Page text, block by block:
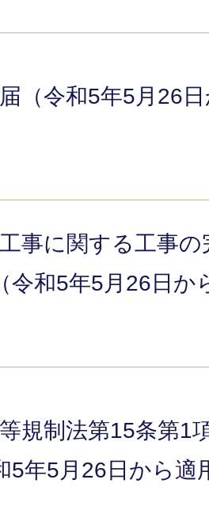
（令和5年5月26
事に関する工事の
令和5年5月26日か
規制法第15条第1
5年5月26日から適